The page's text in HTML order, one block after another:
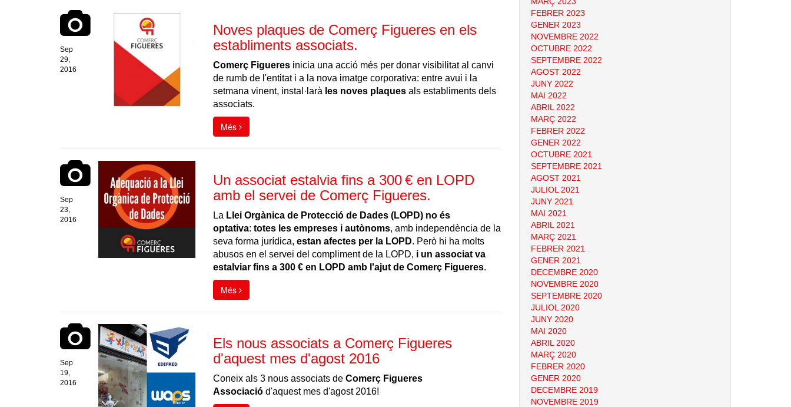
Sep
29,
2016
Noves plaques de Comerç Figueres en els
establiments associats.
Comerç Figueresinicia una acció més per donar visibilitat al canvi
de rumb de l'entitat i a la nova imatge corporativa: entre avui i la
setmana vinent, instal·larà les noves plaquesals establiments dels
associats.
Més
Sep
23,
2016
Un associat estalvia fins a 300 € en LOPD
amb el servei de Comerç Figueres.
La Llei Orgànica de Protecció de Dades (LOPD) no és
optativa: totes les empreses i autònoms, amb independència de la
seva forma jurídica, estan afectes per la LOPD. Però hi ha molts
abusos en el servei del compliment de la LOPD, i un associat va
estalviar fins a 300 € en LOPD amb l'ajut de Comerç Figueres.
Més
Sep
19,
2016
Els nous associats a Comerç Figueres
d'aquest mes d'agost 2016
Coneix als 3 nous associats de Comerç Figueres
Associació d'aquest mes d'agost 2016!
FEBRER 2023
GENER 2023
NOVEMBRE 2022
OCTUBRE 2022
SEPTEMBRE 2022
AGOST 2022
JUNY 2022
MAI 2022
ABRIL 2022
MARÇ 2022
FEBRER 2022
GENER 2022
OCTUBRE 2021
SEPTEMBRE 2021
AGOST 2021
JULIOL 2021
JUNY 2021
MAI 2021
ABRIL 2021
MARÇ 2021
FEBRER 2021
GENER 2021
DECEMBRE 2020
NOVEMBRE 2020
SEPTEMBRE 2020
JULIOL 2020
JUNY 2020
MAI 2020
ABRIL 2020
MARÇ 2020
FEBRER 2020
GENER 2020
DECEMBRE 2019
NOVEMBRE 2019